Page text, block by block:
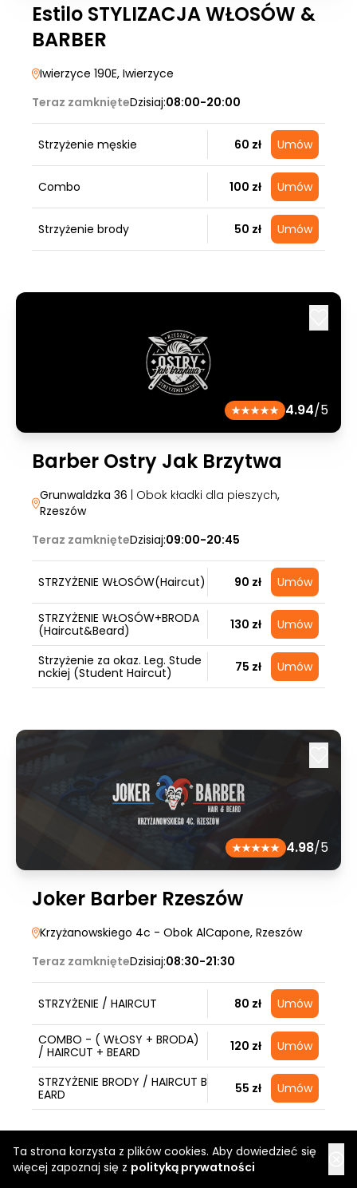
Ta strona korzysta z plików cookies. Aby dowiedzieć się
więcej zapoznaj się z polityką prywatności
Estilo STYLIZACJA WŁOSÓW &
BARBER
Iwierzyce 190E, Iwierzyce
Teraz zamknięteDzisiaj:08:00-20:00
Strzyżenie męskie 60 zł Umów
Combo 100 zł Umów
Strzyżenie brody 50 zł Umów
4.94/5
Barber Ostry Jak Brzytwa
Grunwaldzka 36 | Obok kładki dla pieszych,
Rzeszów
Teraz zamknięteDzisiaj:09:00-20:45
STRZYŻENIE WŁOSÓW(Haircut) 90 zł Umów
STRZYŻENIE WŁOSÓW+BRODA
(Haircut&Beard)
130 zł Umów
Strzyżenie za okaz. Leg. Stude
nckiej (Student Haircut)
75 zł Umów
4.98/5
Joker Barber Rzeszów
Krzyżanowskiego 4c - Obok AlCapone, Rzeszów
Teraz zamknięteDzisiaj:08:30-21:30
STRZYŻENIE / HAIRCUT 80 zł Umów
COMBO - ( WŁOSY + BRODA)
/ HAIRCUT + BEARD
120 zł Umów
STRZYŻENIE BRODY / HAIRCUT B
EARD
55 zł Umów